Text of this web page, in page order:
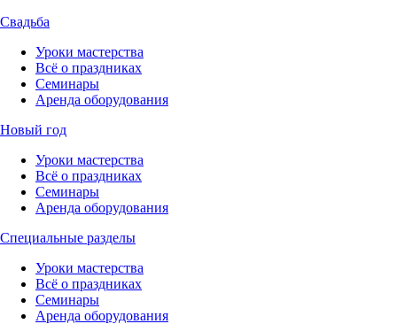
Свадьба
Уроки мастерства
Всё о праздниках
Семинары
Аренда оборудования
Новый год
Уроки мастерства
Всё о праздниках
Семинары
Аренда оборудования
Специальные разделы
Уроки мастерства
Всё о праздниках
Семинары
Аренда оборудования